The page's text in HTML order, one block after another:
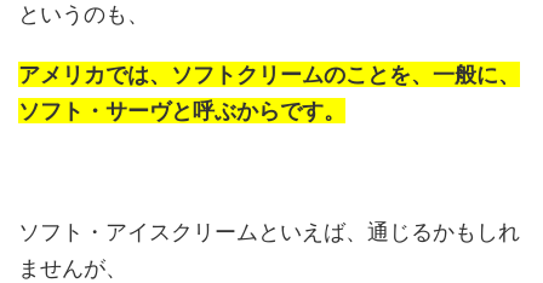
というのも、
アメリカでは、ソフトクリームのことを、一般に、
ソフト・サーヴと呼ぶからです。
ソフト・アイスクリームといえば、通じるかもしれ
ませんが、